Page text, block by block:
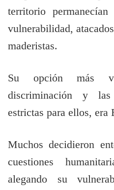
territorio
vulnerabilidad,
maderistas.
Su opción más
discriminación y las
estrictas para ellos, era
Muchos decidieron
cuestiones
alegando su